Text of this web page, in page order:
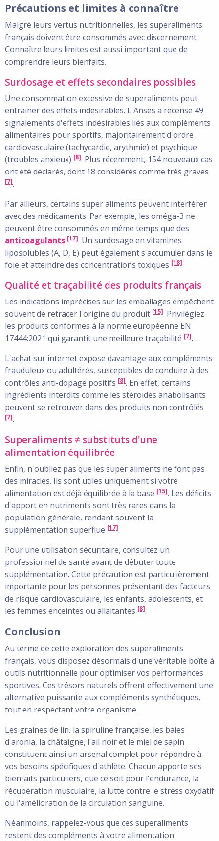
Précautions et limites à connaître
Malgré leurs vertus nutritionnelles, les superaliments
français doivent être consommés avec discernement.
Connaître leurs limites est aussi important que de
comprendre leurs bienfaits.
Surdosage et effets secondaires possibles
Une consommation excessive de superaliments peut
entraîner des effets indésirables. L'Anses a recensé 49
signalements d'effets indésirables liés aux compléments
alimentaires pour sportifs, majoritairement d'ordre
cardiovasculaire (tachycardie, arythmie) et psychique
(troubles anxieux) [8]. Plus récemment, 154 nouveaux cas
ont été déclarés, dont 18 considérés comme très graves
[7].
Par ailleurs, certains super aliments peuvent interférer
avec des médicaments. Par exemple, les oméga-3 ne
peuvent être consommés en même temps que des
anticoagulants [17]. Un surdosage en vitamines
liposolubles (A, D, E) peut également s'accumuler dans le
foie et atteindre des concentrations toxiques [18].
Qualité et traçabilité des produits français
Les indications imprécises sur les emballages empêchent
souvent de retracer l'origine du produit [15]. Privilégiez
les produits conformes à la norme européenne EN
17444:2021 qui garantit une meilleure traçabilité [7].
L'achat sur internet expose davantage aux compléments
frauduleux ou adultérés, susceptibles de conduire à des
contrôles anti-dopage positifs [8]. En effet, certains
ingrédients interdits comme les stéroïdes anabolisants
peuvent se retrouver dans des produits non contrôlés
[7].
Superaliments ≠ substituts d'une
alimentation équilibrée
Enfin, n'oubliez pas que les super aliments ne font pas
des miracles. Ils sont utiles uniquement si votre
alimentation est déjà équilibrée à la base [15]. Les déficits
d'apport en nutriments sont très rares dans la
population générale, rendant souvent la
supplémentation superflue [17].
Pour une utilisation sécuritaire, consultez un
professionnel de santé avant de débuter toute
supplémentation. Cette précaution est particulièrement
importante pour les personnes présentant des facteurs
de risque cardiovasculaire, les enfants, adolescents, et
les femmes enceintes ou allaitantes [8].
Conclusion
Au terme de cette exploration des superaliments
français, vous disposez désormais d'une véritable boîte à
outils nutritionnelle pour optimiser vos performances
sportives. Ces trésors naturels offrent effectivement une
alternative puissante aux compléments synthétiques,
tout en respectant votre organisme.
Les graines de lin, la spiruline française, les baies
d'aronia, la châtaigne, l'ail noir et le miel de sapin
constituent ainsi un arsenal complet pour répondre à
vos besoins spécifiques d'athlète. Chacun apporte ses
bienfaits particuliers, que ce soit pour l'endurance, la
récupération musculaire, la lutte contre le stress oxydatif
ou l'amélioration de la circulation sanguine.
Néanmoins, rappelez-vous que ces superaliments
restent des compléments à votre alimentation